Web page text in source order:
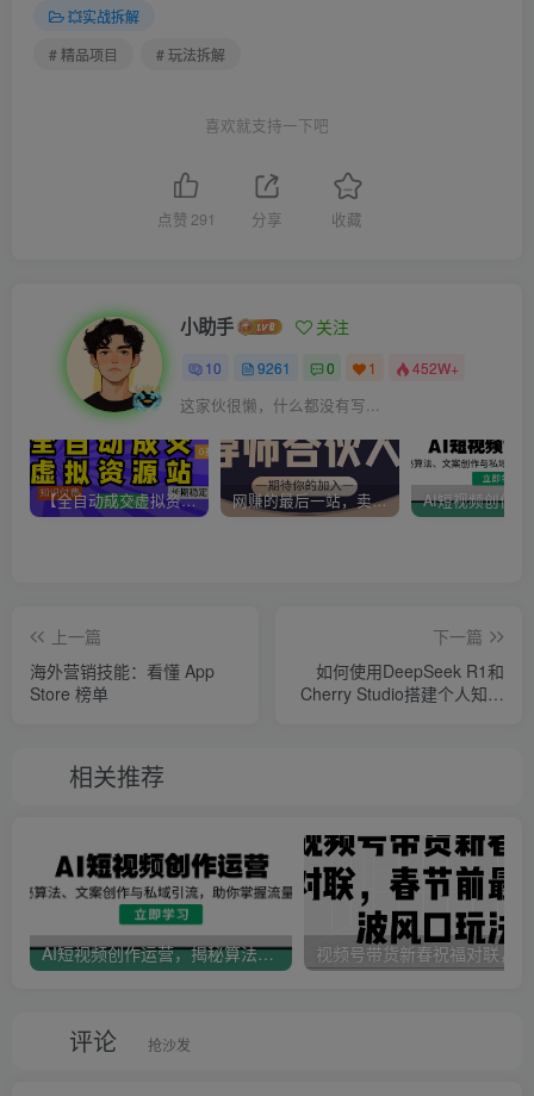
💥实战拆解
# 精品项目
# 玩法拆解
喜欢就支持一下吧
点赞 291 分享 收藏
小助手 关注
10 9261 0 1 452W+
这家伙很懒，什么都没有写...
【全自动成交虚拟资源站】站长唯一陪跑项目！月入10W+~长期稳定~ 网赚的最后一站，卖项目！做网赚顶级猎食者~
上一篇
海外营销技能：看懂 App
Store 榜单
下一篇
如何使用DeepSeek R1和
Cherry Studio搭建个人知识
相关推荐
AI短视频创作运营，揭秘算法、文案创作与私域引流，助你掌握流量密码
评论 抢沙发